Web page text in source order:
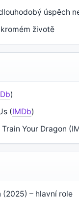
úspěch
životě
)
(IMDb)
Your Dragon
(2025) – hlavní role